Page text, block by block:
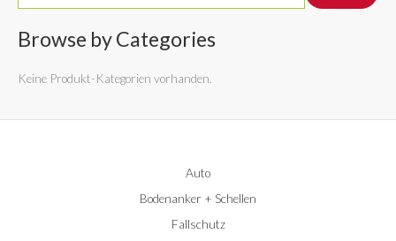
u
c
e
Browse by Categories
Keine Produkt-Kategorien vorhanden.
Auto
Bodenanker + Schellen
Fallschutz